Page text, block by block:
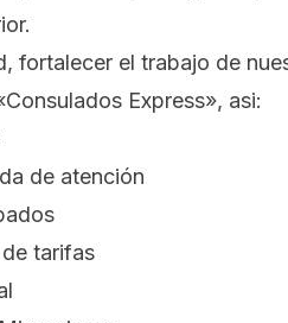
fortalecer el trabajo de
Express», asi:
de atención
tarifas